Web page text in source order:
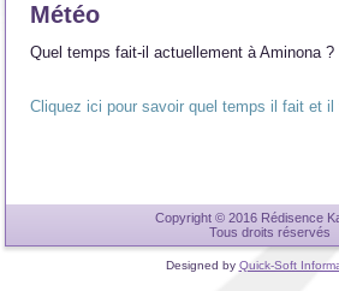
Météo
Quel temps fait-il actuellement à Aminona ?
Cliquez ici pour savoir quel temps il fait et il
Copyright © 2016 Rédisence
Tous droits réservés
Designed by Quick-Soft